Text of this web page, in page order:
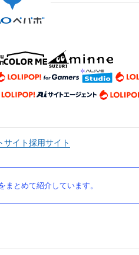
サイト採用サイト
とめて紹介しています。